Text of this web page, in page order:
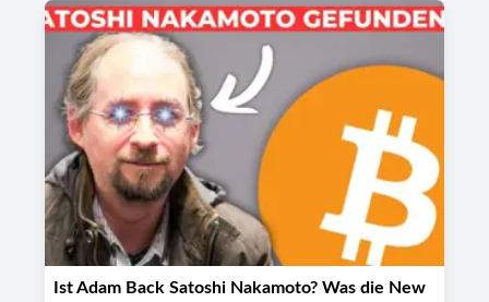
Ist Adam Back Satoshi Nakamoto? Was die New